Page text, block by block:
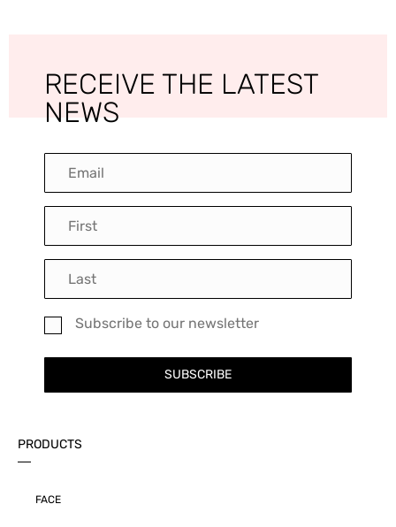
RECEIVE THE LATEST
NEWS
Subscribe to our newsletter
SUBSCRIBE
PRODUCTS
FACE